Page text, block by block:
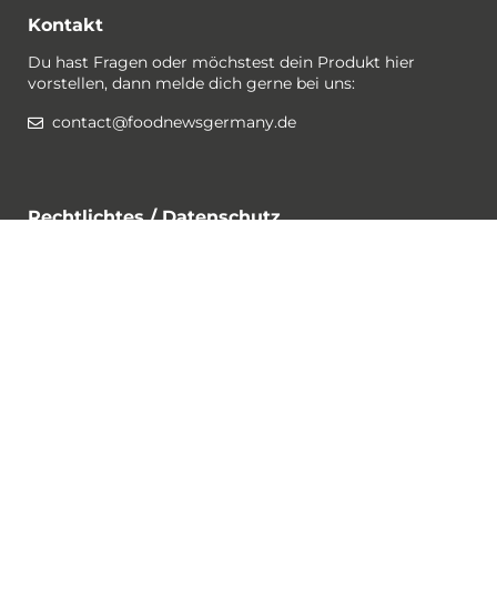
Kontakt
Du hast Fragen oder möchstest dein Produkt hier
vorstellen, dann melde dich gerne bei uns:
contact@foodnewsgermany.de
Rechtlichtes / Datenschutz